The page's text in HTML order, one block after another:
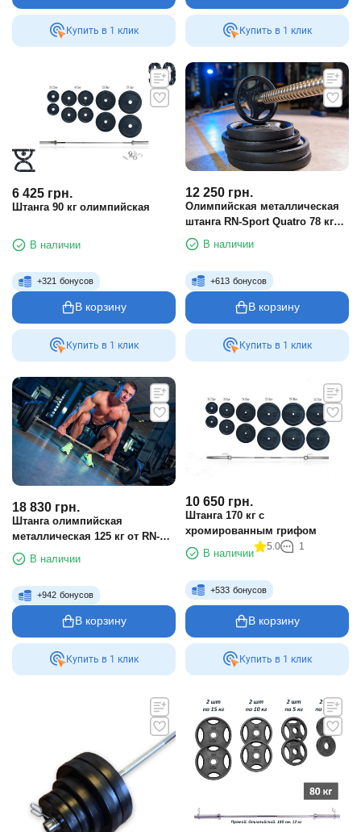
Купить в 1 клик Купить в 1 клик
6 425 грн.
Штанга 90 кг олимпийская
В наличии
+321 бонусов
В корзину
Купить в 1 клик
12 250 грн.
Олимпийская металлическая
штанга RN-Sport Quatro 78 кг
(2х15, 2х10, 2х5, 2х2.5 + гриф
1.8 м)
В наличии
+613 бонусов
В корзину
Купить в 1 клик
18 830 грн.
Штанга олимпийская
металлическая 125 кг от RN-
Sport. Гриф до 250 кг
В наличии
+942 бонусов
В корзину
Купить в 1 клик
10 650 грн.
Штанга 170 кг с
хромированным грифом
В наличии
5.0 1
+533 бонусов
В корзину
Купить в 1 клик